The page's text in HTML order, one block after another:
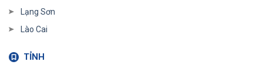
Lạng Sơn
Lào Cai
TỈNH